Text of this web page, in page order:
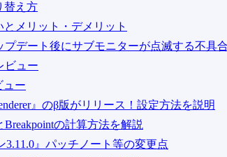
替え方
とメリット・デメリット
デート後にサブモニターが点滅する不具
ビュー
ュー
』のβ版がリリース！設定方法を説明
Breakpointの計算方法を解説
3.11.0』パッチノート等の変更点